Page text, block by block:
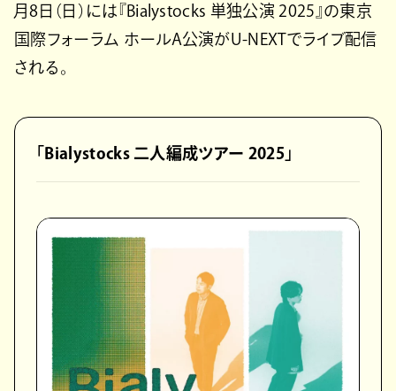
月8日（日）には『Bialystocks 単独公演 2025』の東京
国際フォーラム ホールA公演がU-NEXTでライブ配信
される。
「Bialystocks 二人編成ツアー 2025」